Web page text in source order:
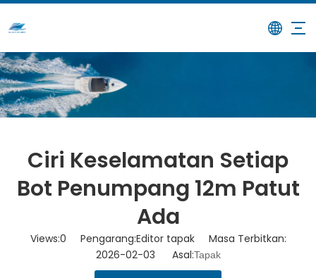
Rumah / Berita
Penumpang 12m Patut Ada
Ciri Keselamatan Setiap
Bot Penumpang 12m Patut
Ada
Views:0 Pengarang:Editor tapak Masa Terbitkan:
2026-02-03 Asal:Tapak